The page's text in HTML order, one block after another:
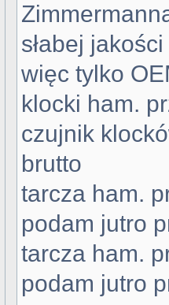
słabej
więc tylko
klocki ham.
czujnik
brutto
tarcza ham.
podam jutro
tarcza ham.
podam jutro